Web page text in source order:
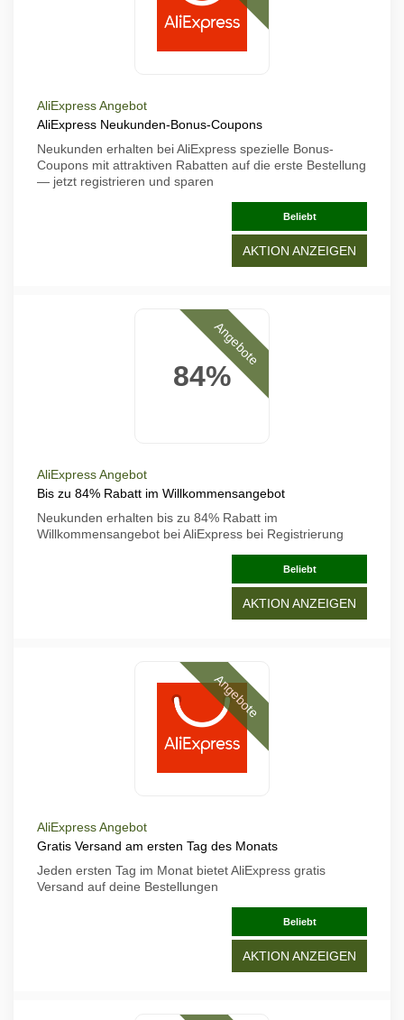
AliExpress Angebot
AliExpress Neukunden-Bonus-Coupons
Neukunden erhalten bei AliExpress spezielle Bonus-
Coupons mit attraktiven Rabatten auf die erste Bestellung
— jetzt registrieren und sparen
Beliebt
AKTION ANZEIGEN
84%
Angebote
AliExpress Angebot
Bis zu 84% Rabatt im Willkommensangebot
Neukunden erhalten bis zu 84% Rabatt im
Willkommensangebot bei AliExpress bei Registrierung
Beliebt
AKTION ANZEIGEN
Angebote
AliExpress Angebot
Gratis Versand am ersten Tag des Monats
Jeden ersten Tag im Monat bietet AliExpress gratis
Versand auf deine Bestellungen
Beliebt
AKTION ANZEIGEN